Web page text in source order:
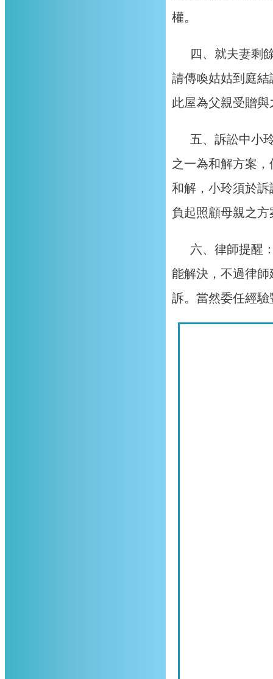
權。
四、就夫妻剩
請傳喚姑姑到庭
此屋為父親受贈與
五、訴訟中小
之一為和解方案
和解，小玲須於
負起照顧母親之
六、律師提醒
能解決，不過律
訴。當然委任經